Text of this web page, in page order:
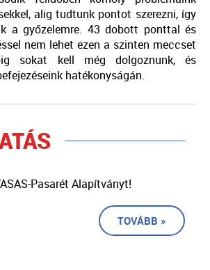
alig tudtunk pontot szerezni, így
a győzelemre. 43 dobott ponttal és
nem lehet ezen a szinten meccset
sokat kell még dolgoznunk, és
hatékonyságán.
Pasarét Alapítványt!
TOVÁBB »